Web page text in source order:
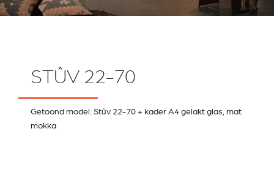
STÛV 22-70
Getoond model: Stûv 22-70 + kader A4 gelakt glas, mat
mokka